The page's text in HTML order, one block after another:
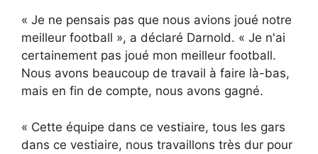
« Je ne pensais pas que nous avions joué notre
meilleur football », a déclaré Darnold. « Je n'ai
certainement pas joué mon meilleur football.
Nous avons beaucoup de travail à faire là-bas,
mais en fin de compte, nous avons gagné.
« Cette équipe dans ce vestiaire, tous les gars
dans ce vestiaire, nous travaillons très dur pour